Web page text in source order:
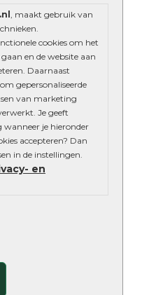
, maakt gebruik van
cookies om het
en de website aan
Daarnaast
gepersonaliseerde
van marketing
Je geeft
je hieronder
accepteren? Dan
in de instellingen.
en